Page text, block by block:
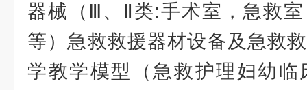
器械（Ⅲ、Ⅱ类:手术室，急救
等）急救救援器材设备及急救
学教学模型（急救护理妇幼